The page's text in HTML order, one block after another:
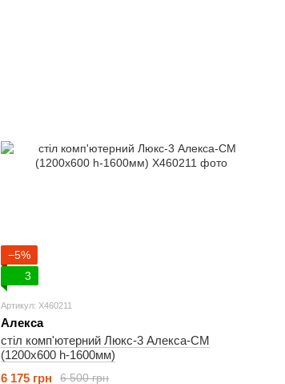
−5%
3
Артикул: X460211
Алекса
стіл комп'ютерний Люкс-3 Алекса-СМ
(1200х600 h-1600мм)
6 500 грн
6 175 грн